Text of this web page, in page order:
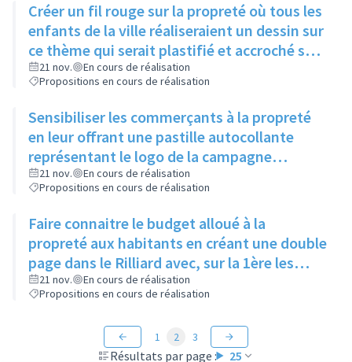
Créer un fil rouge sur la propreté où tous les
enfants de la ville réaliseraient un dessin sur
ce thème qui serait plastifié et accroché sur
chacune des poubelles de la ville, sans savoir
l'endroit pour qu'il puisse tenter de le
retrouver avec ses parents
21 nov.
En cours de réalisation
Propositions en cours de réalisation
Sensibiliser les commerçants à la propreté
en leur offrant une pastille autocollante
représentant le logo de la campagne
publicitaire souhaitée par le conseil citoyen,
à coller sur leur caisse
21 nov.
En cours de réalisation
Propositions en cours de réalisation
Faire connaitre le budget alloué à la
propreté aux habitants en créant une double
page dans le Rilliard avec, sur la 1ère les
actions de la ville et les dépenses associées,
et sur la 2ème ce qui pourrait être fait avec
les économies engendrées
21 nov.
En cours de réalisation
Propositions en cours de réalisation
Résultats par page : 25
1 2 3